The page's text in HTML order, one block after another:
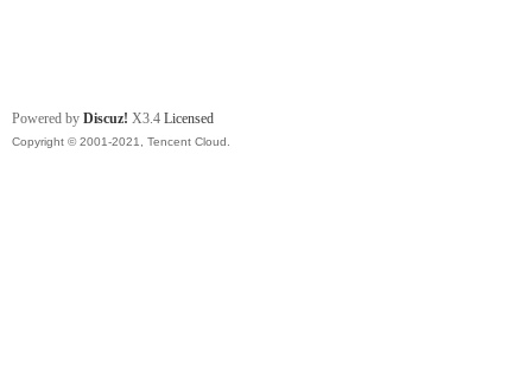
Powered by Discuz! X3.4 Licensed
Copyright © 2001-2021, Tencent Cloud.